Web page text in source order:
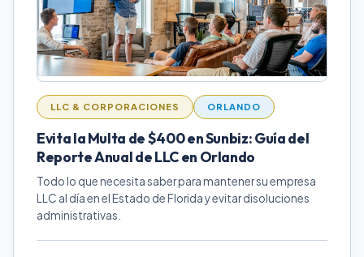
LLC & CORPORACIONES ORLANDO
Evita la Multa de $400 en Sunbiz: Guía del
Reporte Anual de LLC en Orlando
Todo lo que necesita saber para mantener su empresa
LLC al día en el Estado de Florida y evitar disoluciones
administrativas.